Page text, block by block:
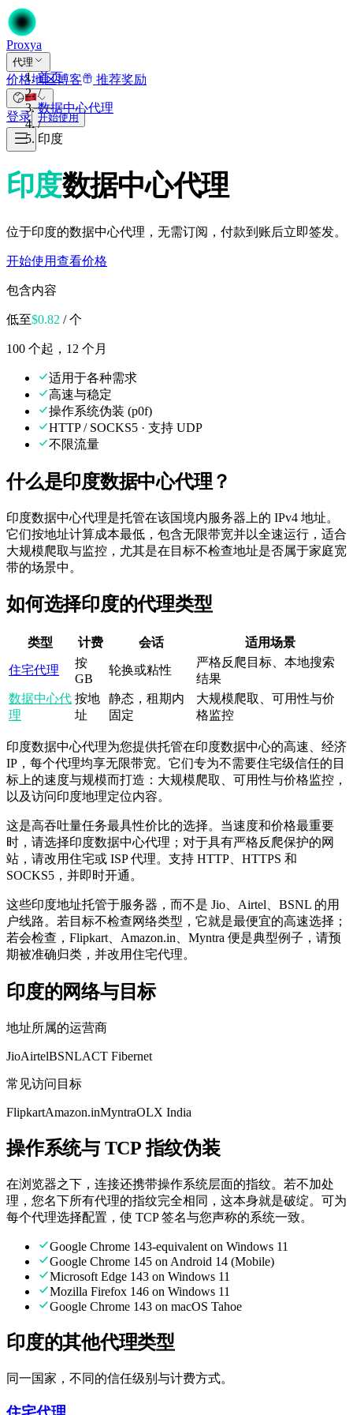
Proxya
代理
价格地区博客 推荐奖励
登录 开始使用
首页
/
数据中心代理
/
印度
印度数据中心代理
位于印度的数据中心代理，无需订阅，付款到账后立即签发。
开始使用查看价格
包含内容
低至$0.82 / 个
100 个起，12 个月
适用于各种需求
高速与稳定
操作系统伪装 (p0f)
HTTP / SOCKS5 · 支持 UDP
不限流量
什么是印度数据中心代理？
印度数据中心代理是托管在该国境内服务器上的 IPv4 地址。
它们按地址计算成本最低，包含无限带宽并以全速运行，适合
大规模爬取与监控，尤其是在目标不检查地址是否属于家庭宽
带的场景中。
如何选择印度的代理类型
类型 计费 会话 适用场景
住宅代理
按
GB
轮换或粘性
严格反爬目标、本地搜索
结果
数据中心代
理
按地
址
静态，租期内
固定
大规模爬取、可用性与价
格监控
印度数据中心代理为您提供托管在印度数据中心的高速、经济
IP，每个代理均享无限带宽。它们专为不需要住宅级信任的目
标上的速度与规模而打造：大规模爬取、可用性与价格监控，
以及访问印度地理定位内容。
这是高吞吐量任务最具性价比的选择。当速度和价格最重要
时，请选择印度数据中心代理；对于具有严格反爬保护的网
站，请改用住宅或 ISP 代理。支持 HTTP、HTTPS 和
SOCKS5，并即时开通。
这些印度地址托管于服务器，而不是 Jio、Airtel、BSNL 的用
户线路。若目标不检查网络类型，它就是最便宜的高速选择；
若会检查，Flipkart、Amazon.in、Myntra 便是典型例子，请预
期被准确归类，并改用住宅代理。
印度的网络与目标
地址所属的运营商
JioAirtelBSNLACT Fibernet
常见访问目标
FlipkartAmazon.inMyntraOLX India
操作系统与 TCP 指纹伪装
在浏览器之下，连接还携带操作系统层面的指纹。若不加处
理，您名下所有代理的指纹完全相同，这本身就是破绽。可为
每个代理选择配置，使 TCP 签名与您声称的系统一致。
Google Chrome 143-equivalent on Windows 11
Google Chrome 145 on Android 14 (Mobile)
Microsoft Edge 143 on Windows 11
Mozilla Firefox 146 on Windows 11
Google Chrome 143 on macOS Tahoe
印度的其他代理类型
同一国家，不同的信任级别与计费方式。